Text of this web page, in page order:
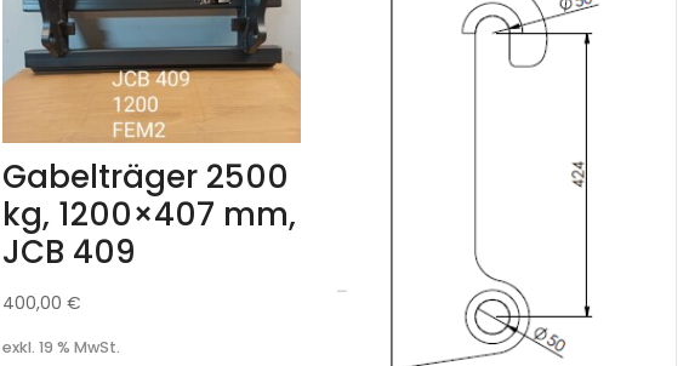
Gabelträger 2500
kg, 1200×407 mm,
JCB 409
400,00€
exkl. 19 % MwSt.